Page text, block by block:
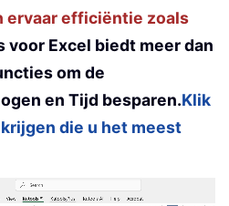
ervaar efficiëntie zoals
voor Excel biedt meer dan
om de
en Tijd besparen.Klik
die u het meest